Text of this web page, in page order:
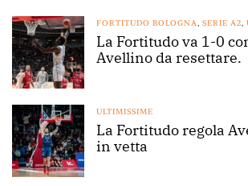
FORTITUDO BOLOGNA SERIE A2
La Fortitudo va 1-0
Avellino da resettare.
ULTIMISSIME
La Fortitudo regola
in vetta